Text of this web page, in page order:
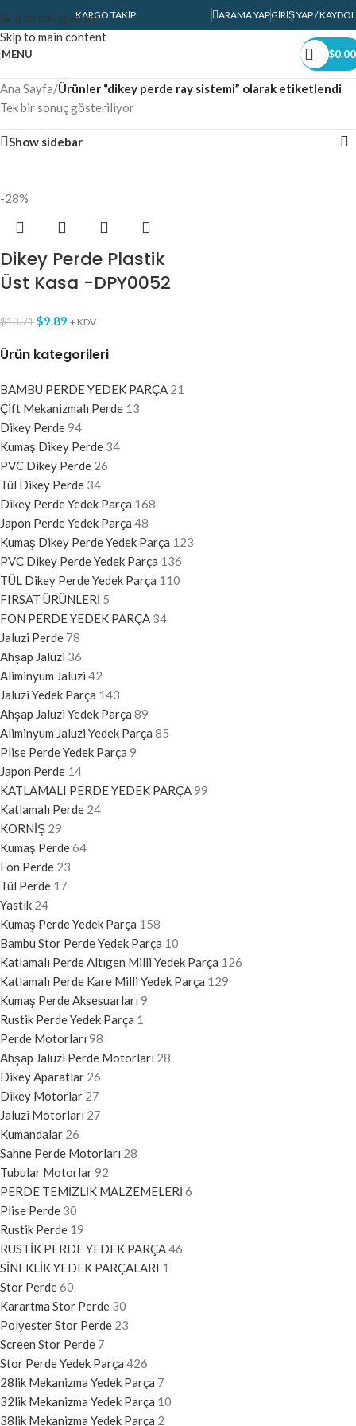
Skip to navigation
Skip to main content
KARGO TAKIP ARAMA YAPGIRIŞ YAP / KAYDOL
MENU $0.00
Ürün kategorileri
BAMBU PERDE YEDEK PARÇA 21
Çift Mekanizmalı Perde 13
Dikey Perde94
Kumaş Dikey Perde 34
PVC Dikey Perde 26
Tül Dikey Perde 34
Dikey Perde Yedek Parça 168
Japon Perde Yedek Parça 48
Kumaş Dikey Perde Yedek Parça 123
PVC Dikey Perde Yedek Parça 136
TÜL Dikey Perde Yedek Parça 110
FIRSAT ÜRÜNLERİ 5
FON PERDE YEDEK PARÇA 34
Jaluzi Perde 78
Ahşap Jaluzi 36
Aliminyum Jaluzi 42
Jaluzi Yedek Parça 143
Ahşap Jaluzi Yedek Parça 89
Aliminyum Jaluzi Yedek Parça 85
Plise Perde Yedek Parça 9
Japon Perde 14
KATLAMALI PERDE YEDEK PARÇA99
Katlamalı Perde 24
KORNİŞ 29
Kumaş Perde64
Fon Perde 23
Tül Perde 17
Yastık 24
Kumaş Perde Yedek Parça 158
Bambu Stor Perde Yedek Parça 10
Katlamalı Perde Altıgen Milli Yedek Parça 126
Katlamalı Perde Kare Milli Yedek Parça 129
Kumaş Perde Aksesuarları 9
Rustik Perde Yedek Parça 1
Perde Motorları 98
Ahşap Jaluzi Perde Motorları 28
Dikey Aparatlar 26
Dikey Motorlar 27
Jaluzi Motorları 27
Kumandalar 26
Sahne Perde Motorları 28
Tubular Motorlar92
PERDE TEMİZLİK MALZEMELERİ 6
Plise Perde 30
Rustik Perde 19
RUSTİK PERDE YEDEK PARÇA46
SİNEKLİK YEDEK PARÇALARI 1
Stor Perde60
Karartma Stor Perde 30
Polyester Stor Perde 23
Screen Stor Perde 7
Stor Perde Yedek Parça 426
28lik Mekanizma Yedek Parça 7
32lik Mekanizma Yedek Parça 10
38lik Mekanizma Yedek Parça 2
Ana Sayfa/Ürünler “dikey perde ray sistemi” olarak etiketlendi
Tek bir sonuç gösteriliyor
Show sidebar
-28%
Dikey Perde Plastik
Üst Kasa -DPY0052
$13.71$9.89 + KDV